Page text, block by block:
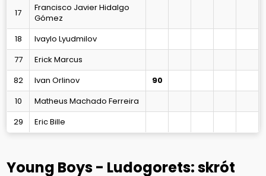
17
Francisco Javier Hidalgo
Gómez
18
Ivaylo Lyudmilov
77
Erick Marcus
82
Ivan Orlinov 90
10
Matheus Machado Ferreira
29
Eric Bille
Young Boys - Ludogorets: skrót